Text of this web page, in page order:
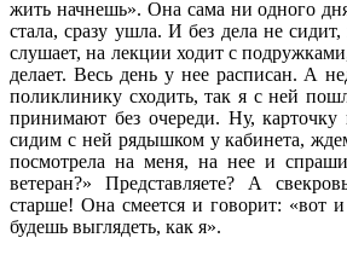
жить начнешь». Она сама ни одного
стала, сразу ушла. И без дела не
слушает, на лекции ходит с
делает. Весь день у нее расписан. А
поликлинику сходить, так я с ней
принимают без очереди. Ну, карточку
сидим с ней рядышком у кабинета,
посмотрела на меня, на нее и
ветеран?» Представляете? А
старше! Она смеется и говорит: «вот
будешь выглядеть, как я».